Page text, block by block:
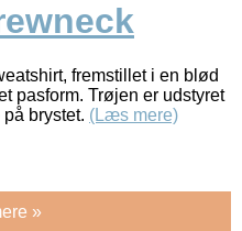
fremstillet i en blød
pasform. Trøjen er udstyret
brystet. (Læs mere)
»